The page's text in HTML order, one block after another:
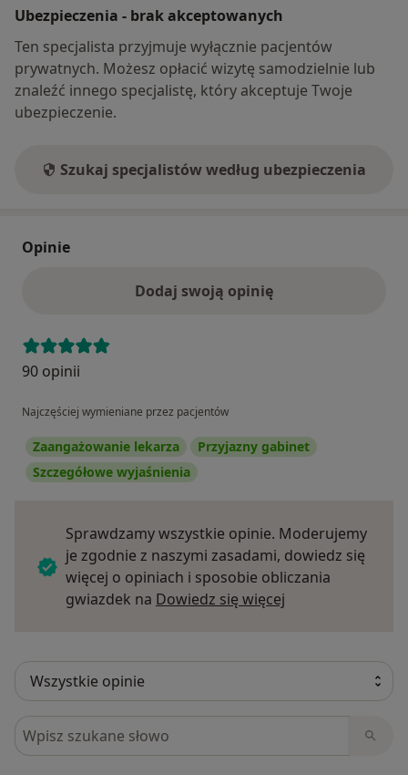
Ubezpieczenia - brak akceptowanych
Ten specjalista przyjmuje wyłącznie pacjentów
prywatnych. Możesz opłacić wizytę samodzielnie lub
znaleźć innego specjalistę, który akceptuje Twoje
ubezpieczenie.
Szukaj specjalistów według ubezpieczenia
Opinie
Dodaj swoją opinię
90 opinii
Najczęściej wymieniane przez pacjentów
Zaangażowanie lekarza
Przyjazny gabinet
Szczegółowe wyjaśnienia
Sprawdzamy wszystkie opinie. Moderujemy
je zgodnie z naszymi zasadami, dowiedz się
więcej o opiniach i sposobie obliczania
gwiazdek na Dowiedz się więcej
Szukaj w opiniach